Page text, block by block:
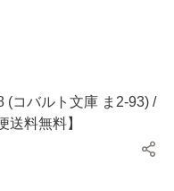
(コバルト文庫 ま2-93) /
送料無料】